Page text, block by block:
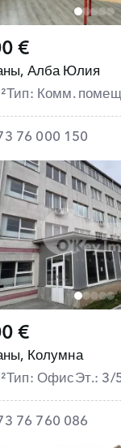
€
Алба Юлия
Тип: Комм.
76 000 150
€
Колумна
Тип: ОфисЭт.: 3/
76 760 086